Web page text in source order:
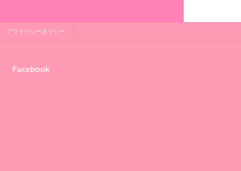
プライバシーポリシー
Facebook